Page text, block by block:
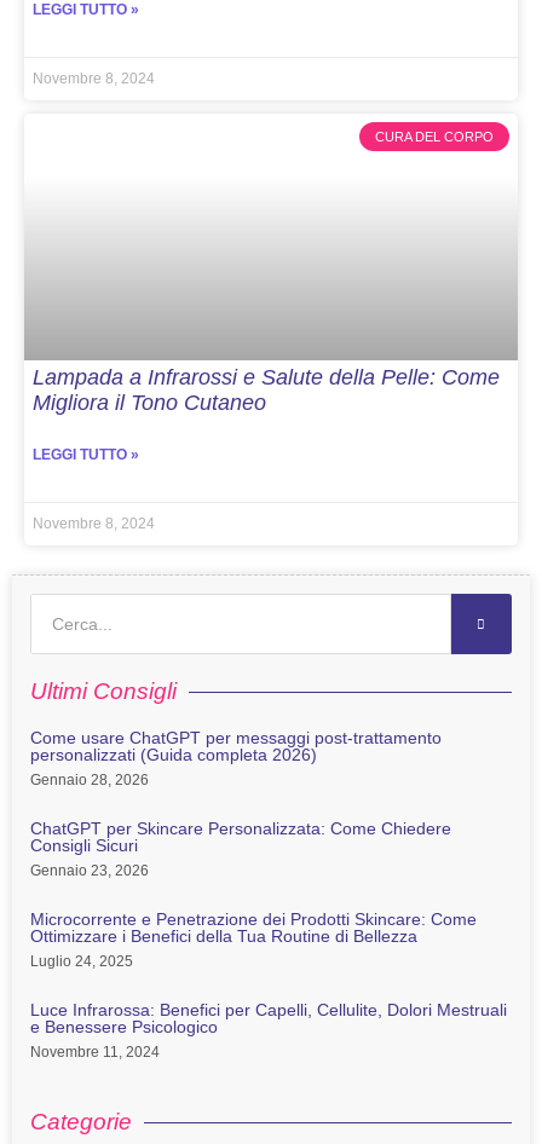
LEGGI TUTTO »
Novembre 8, 2024
CURA DEL CORPO
Lampada a Infrarossi e Salute della Pelle: Come
Migliora il Tono Cutaneo
LEGGI TUTTO »
Novembre 8, 2024
Ultimi Consigli
Come usare ChatGPT per messaggi post-trattamento
personalizzati (Guida completa 2026)
Gennaio 28, 2026
ChatGPT per Skincare Personalizzata: Come Chiedere
Consigli Sicuri
Gennaio 23, 2026
Microcorrente e Penetrazione dei Prodotti Skincare: Come
Ottimizzare i Benefici della Tua Routine di Bellezza
Luglio 24, 2025
Luce Infrarossa: Benefici per Capelli, Cellulite, Dolori Mestruali
e Benessere Psicologico
Novembre 11, 2024
Categorie